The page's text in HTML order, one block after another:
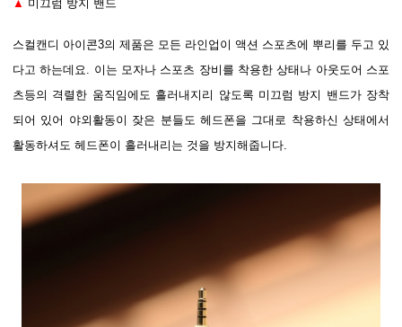
▲ 미끄럼 방지 밴드
스컬캔디 아이콘3의 제품은 모든 라인업이 액션 스포츠에 뿌리를 두고 있
다고 하는데요. 이는 모자나 스포츠 장비를 착용한 상태나 아웃도어 스포
츠등의 격렬한 움직임에도 흘러내지리 않도록 미끄럼 방지 밴드가 장착
되어 있어 야외활동이 잦은 분들도 헤드폰을 그대로 착용하신 상태에서
활동하셔도 헤드폰이 흘러내리는 것을 방지해줍니다.